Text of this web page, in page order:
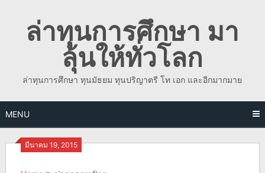
contentล่าทุนการศึกษา มา
ลุ้นให้ทั่วโลก
ล่าทุนการศึกษา ทุนมัธยม ทุนปริญาตรี โท เอก และอีกมากมาย
MENU
มีนาคม 19, 2015